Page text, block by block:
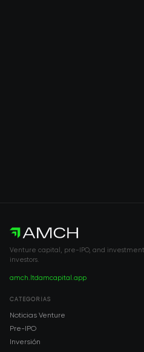
Venture capital, pre-IPO, and
investors.
amch.ltdamcapital.app
CATEGORÍAS
Noticias Venture
Pre-IPO
Inversión